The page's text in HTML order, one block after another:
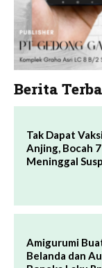
Berita
Tak Dapat
Anjing, Bocah
Meninggal
Amigurumi
Belanda dan